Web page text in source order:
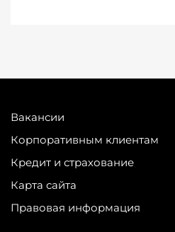
Вакансии
Корпоративным клиентам
Кредит и страхование
Карта сайта
Правовая информация